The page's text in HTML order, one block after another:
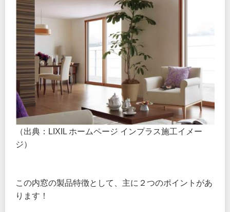
（出典：LIXIL ホームページ インプラス施工イメー
ジ）
この内窓の製品特徴として、主に２つのポイントがあ
ります！